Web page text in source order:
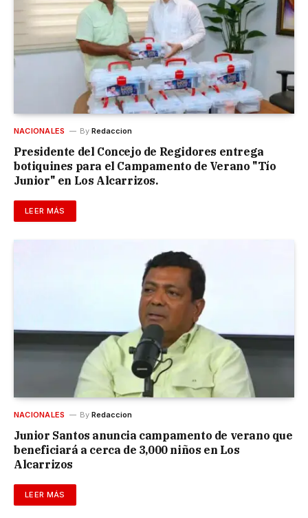
NACIONALES By Redaccion
Presidente del Concejo de Regidores entrega
botiquines para el Campamento de Verano "Tío
Junior" en Los Alcarrizos.
LEER MÁS
NACIONALES By Redaccion
Junior Santos anuncia campamento de verano que
beneficiará a cerca de 3,000 niños en Los
Alcarrizos
LEER MÁS